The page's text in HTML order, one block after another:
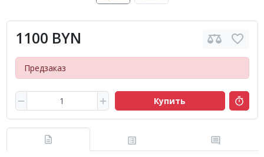
1100 BYN
Предзаказ
Купить